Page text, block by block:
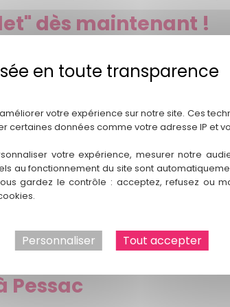
dès maintenant !
donation à Pessac. Faites confiance à
tout au long du processus, en mettant
offrir une approche personnalisée, des
discuter de votre projet de donation à
vous offrir la tranquillité d'esprit que vous
client est unique, et nous mettons tout
et de la qualité pour votre projet de donation
expertise et notre dévouement peuvent
Pessac
votre expérience sur notre site. Ces
certaines données comme votre adresse IP et
votre expérience, mesurer notre
au fonctionnement du site sont
gardez le contrôle : acceptez, refusez ou
Tout accepter
Personnaliser